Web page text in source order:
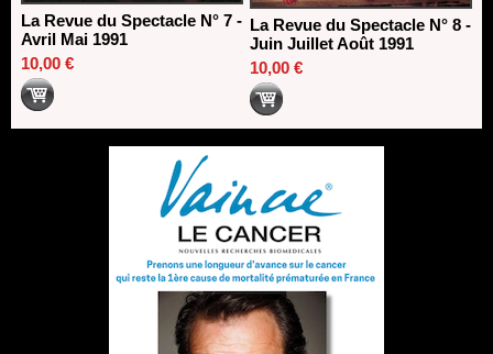
La Revue du Spectacle N° 7 -
Avril Mai 1991
10,00 €
La Revue du Spectacle N° 8 -
Juin Juillet Août 1991
10,00 €